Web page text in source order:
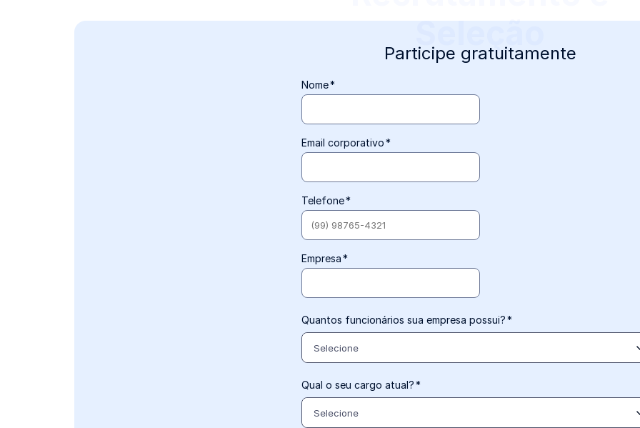
Pessoal
Participe gratuitamente
Nome*
Email corporativo*
Telefone*
Empresa*
Quantos funcionários sua empresa possui?*
Selecione
Qual o seu cargo atual?*
Selecione